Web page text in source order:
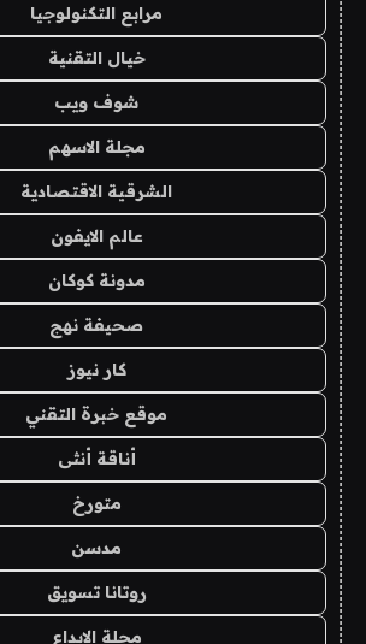
مرابع التكنولوجيا
خيال التقنية
شوف ويب
مجلة الاسهم
الشرقية الاقتصادية
عالم الايفون
مدونة كوكان
صحيفة نهج
كار نيوز
موقع خبرة التقني
أناقة أنثى
متورخ
مدسن
روتانا تسويق
مجلة الابداع